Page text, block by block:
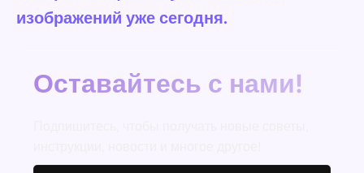
изображений уже сегодня.
Оставайтесь с нами!